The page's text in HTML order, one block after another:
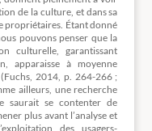
de la culture, et dans sa
propriétaires. Étant donné
pouvons penser que la
culturelle, garantissant
apparaisse à moyenne
2014, p. 264-266 ;
ailleurs, une recherche
saurait se contenter de
plus avant l’analyse et
des usagers-